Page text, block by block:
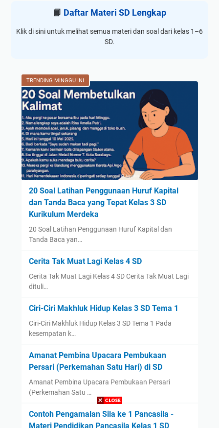
📘 Daftar Materi SD Lengkap
Klik di sini untuk melihat semua materi dan soal dari kelas 1–6
SD.
TRENDING MINGGU INI
20 Soal Latihan Penggunaan Huruf Kapital
dan Tanda Baca yang Tepat Kelas 3 SD
Kurikulum Merdeka
20 Soal Latihan Penggunaan Huruf Kapital dan
Tanda Baca yan…
Cerita Tak Muat Lagi Kelas 4 SD
Cerita Tak Muat Lagi Kelas 4 SD Cerita Tak Muat Lagi
dituli…
Ciri-Ciri Makhluk Hidup Kelas 3 SD Tema 1
Ciri-Ciri Makhluk Hidup Kelas 3 SD Tema 1 Pada
kesempatan k…
Amanat Pembina Upacara Pembukaan
Persari (Perkemahan Satu Hari) di SD
Amanat Pembina Upacara Pembukaan Persari
(Perkemahan Satu …
Contoh Pengamalan Sila ke 1 Pancasila -
Materi Pendidikan Pancasila Kelas 1 SD